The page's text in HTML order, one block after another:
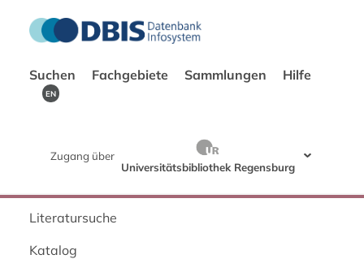
Suchen Fachgebiete Sammlungen Hilfe
EN
Zugang über
Universitätsbibliothek Regensburg
Literatursuche
Katalog